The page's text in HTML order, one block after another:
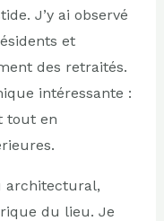
J’y ai observé
et
des retraités.
intéressante :
tout en
architectural,
du lieu. Je